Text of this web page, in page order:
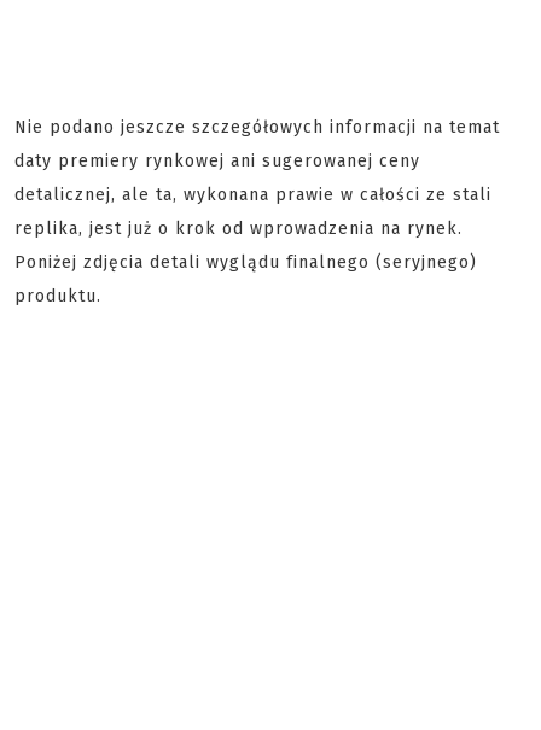
Nie podano jeszcze szczegółowych informacji na temat
daty premiery rynkowej ani sugerowanej ceny
detalicznej, ale ta, wykonana prawie w całości ze stali
replika, jest już o krok od wprowadzenia na rynek.
Poniżej zdjęcia detali wyglądu finalnego (seryjnego)
produktu.